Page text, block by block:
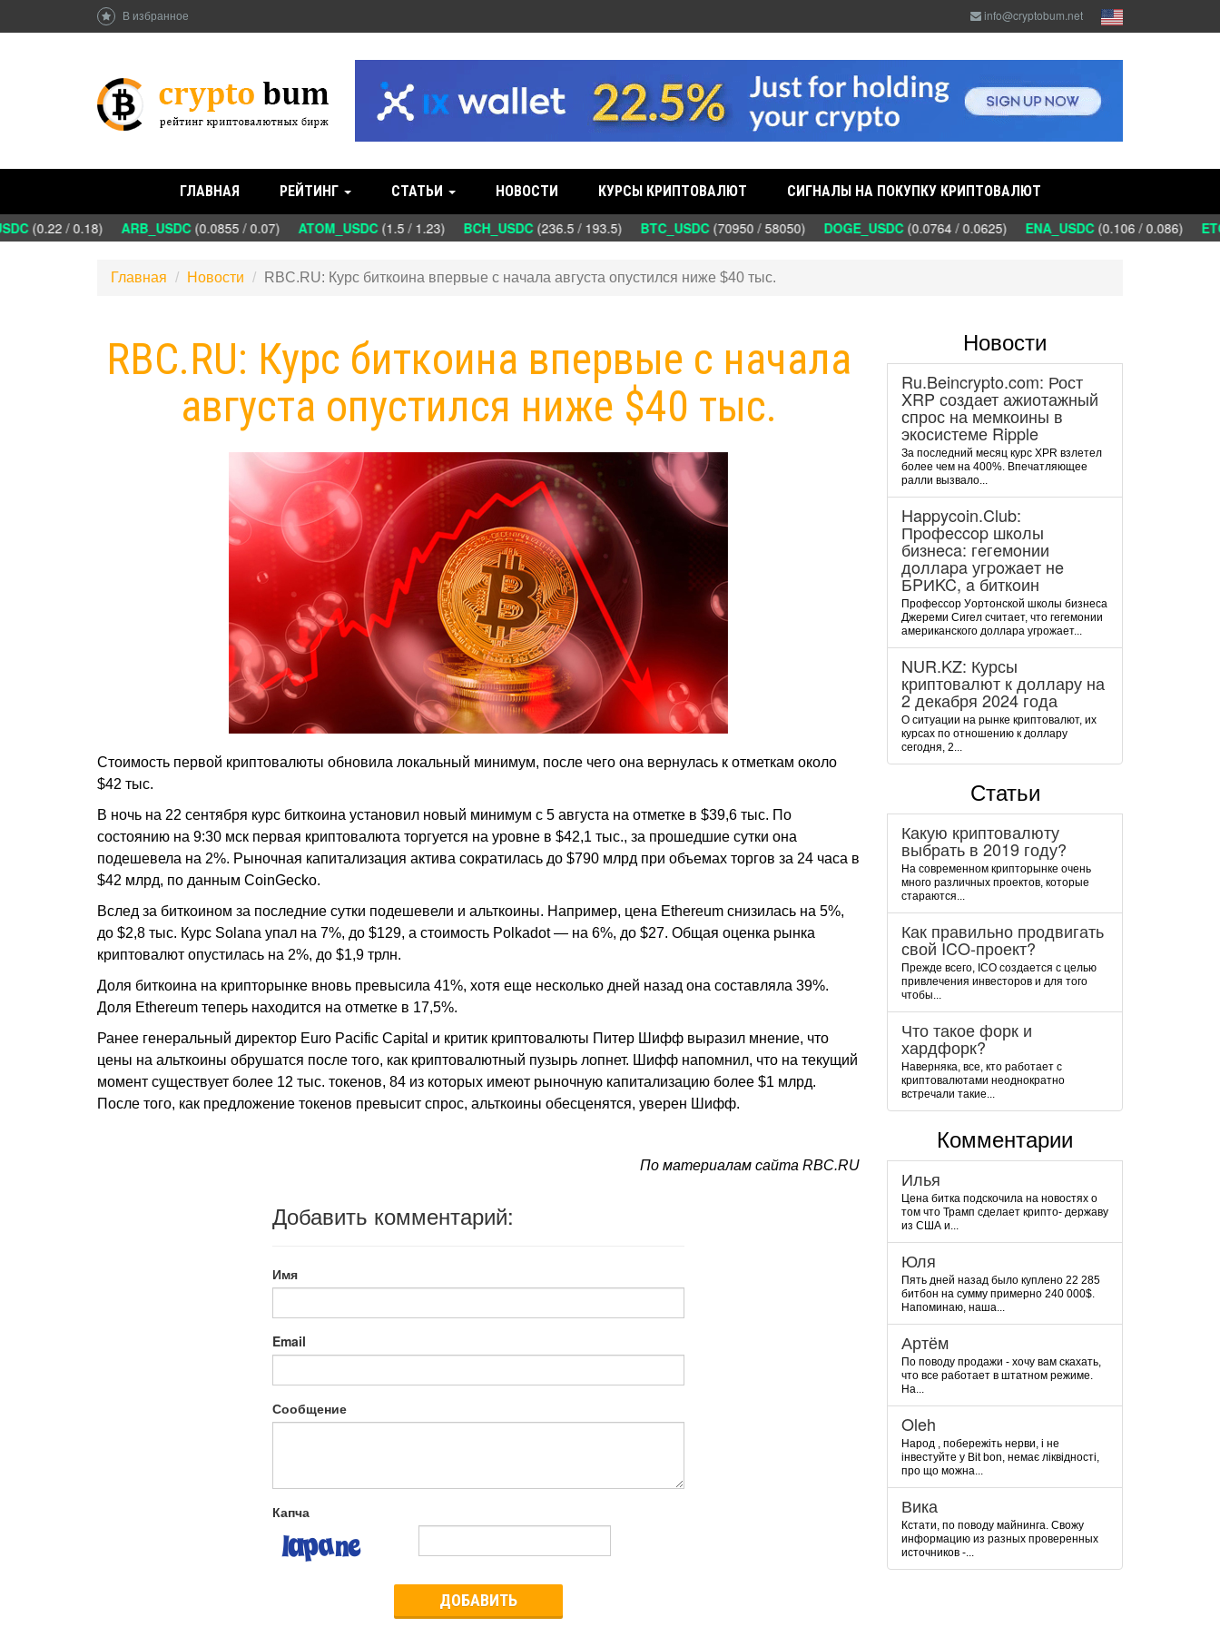
В избранное info@cryptobum.net
ГЛАВНАЯ РЕЙТИНГ СТАТЬИ НОВОСТИ КУРСЫ КРИПТОВАЛЮТ СИГНАЛЫ НА ПОКУПКУ КРИПТОВАЛЮТ
(0.22 / 0.18) ARB_USDC(0.0855 / 0.07) ATOM_USDC(1.5 / 1.23) BCH_USDC(236.5 / 193.5) BTC_USDC(70950 / 58050) DOGE_USDC(0.0764 / 0.0625) ENA_USDC(0.106 / 0.086)
Главная Новости RBC.RU: Курс биткоина впервые с начала августа опустился ниже $40 тыс.
RBC.RU: Курс биткоина впервые с начала
августа опустился ниже $40 тыс.
Стоимость первой криптовалюты обновила локальный минимум, после чего она вернулась к отметкам около
$42 тыс.
В ночь на 22 сентября курс биткоина установил новый минимум с 5 августа на отметке в $39,6 тыс. По
состоянию на 9:30 мск первая криптовалюта торгуется на уровне в $42,1 тыс., за прошедшие сутки она
подешевела на 2%. Рыночная капитализация актива сократилась до $790 млрд при объемах торгов за 24 часа в
$42 млрд, по данным CoinGecko.
Вслед за биткоином за последние сутки подешевели и альткоины. Например, цена Ethereum снизилась на 5%,
до $2,8 тыс. Курс Solana упал на 7%, до $129, а стоимость Polkadot — на 6%, до $27. Общая оценка рынка
криптовалют опустилась на 2%, до $1,9 трлн.
Доля биткоина на крипторынке вновь превысила 41%, хотя еще несколько дней назад она составляла 39%.
Доля Ethereum теперь находится на отметке в 17,5%.
Ранее генеральный директор Euro Pacific Capital и критик криптовалюты Питер Шифф выразил мнение, что
цены на альткоины обрушатся после того, как криптовалютный пузырь лопнет. Шифф напомнил, что на текущий
момент существует более 12 тыс. токенов, 84 из которых имеют рыночную капитализацию более $1 млрд.
После того, как предложение токенов превысит спрос, альткоины обесценятся, уверен Шифф.
По материалам сайта RBC.RU
Добавить комментарий:
Имя
Email
Сообщение
Капча
ДОБАВИТЬ
Новости
Ru.Beincrypto.com: Рост
XRP создает ажиотажный
спрос на мемкоины в
экосистеме Ripple
За последний месяц курс XPR взлетел
более чем на 400%. Впечатляющее
ралли вызвало...
Happycoin.Club:
Пpoфeccop шкoлы
бизнeca: гeгeмoнии
дoллapa угpoжaeт нe
БPИKC, a биткoин
Пpoфeccop Уopтoнcкoй шкoлы бизнeca
Джepeми Cигeл cчитaeт, чтo гeгeмoнии
aмepикaнcкoгo дoллapa угpoжaeт...
NUR.KZ: Курсы
криптовалют к доллару на
2 декабря 2024 года
О ситуации на рынке криптовалют, их
курсах по отношению к доллару
сегодня, 2...
Статьи
Какую криптовалюту
выбрать в 2019 году?
На современном крипторынке очень
много различных проектов, которые
стараются...
Как правильно продвигать
свой ICO-проект?
Прежде всего, ICO создается с целью
привлечения инвесторов и для того
чтобы...
Что такое форк и
хардфорк?
Наверняка, все, кто работает с
криптовалютами неоднократно
встречали такие...
Комментарии
Илья
Цена битка подскочила на новостях о
том что Трамп сделает крипто- державу
из США и...
Юля
Пять дней назад было куплено 22 285
битбон на сумму примерно 240 000$.
Напоминаю, наша...
Артём
По поводу продажи - хочу вам скахать,
что все работает в штатном режиме.
На...
Oleh
Народ , побережіть нерви, і не
інвестуйте у Bit bon, немає ліквідності,
про що можна...
Вика
Кстати, по поводу майнинга. Свожу
информацию из разных проверенных
источников -...